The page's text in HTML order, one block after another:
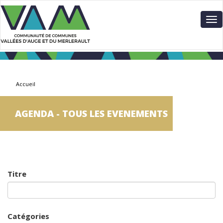
Aller
au
contenu
principal
Accueil
AGENDA - TOUS LES EVENEMENTS
Titre
Catégories
Panneau de gestion des cookies